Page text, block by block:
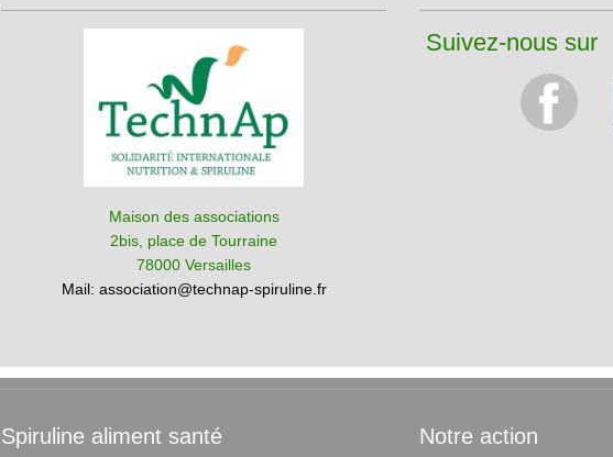
Maison des associations
2bis, place de Tourraine
78000 Versailles
Mail: association@technap-spiruline.fr
Suivez-nous sur
Spiruline aliment santé Notre action